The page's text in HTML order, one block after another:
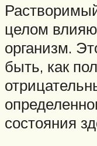
целом
организм.
быть, как
состояния